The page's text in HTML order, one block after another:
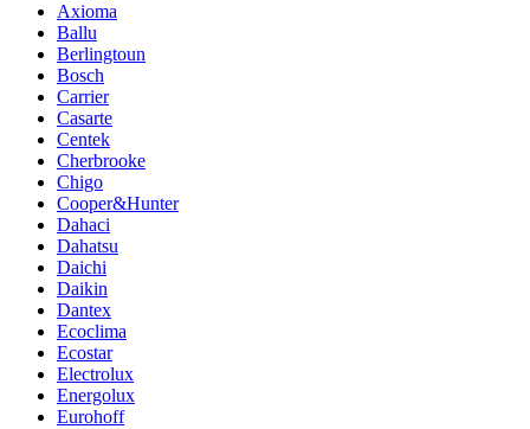
Axioma
Ballu
Berlingtoun
Bosch
Carrier
Casarte
Centek
Cherbrooke
Chigo
Cooper&Hunter
Dahaci
Dahatsu
Daichi
Daikin
Dantex
Ecoclima
Ecostar
Electrolux
Energolux
Eurohoff